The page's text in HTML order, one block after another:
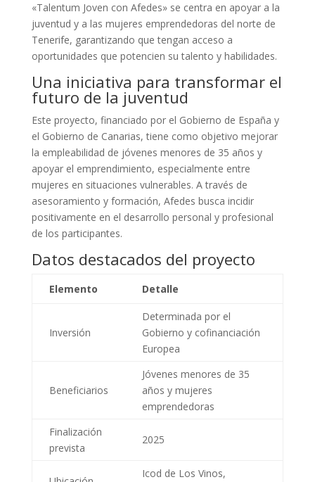
«Talentum Joven con Afedes» se centra en apoyar a la
juventud y a las mujeres emprendedoras del norte de
Tenerife, garantizando que tengan acceso a
oportunidades que potencien su talento y habilidades.
Una iniciativa para transformar el
futuro de la juventud
Este proyecto, financiado por el Gobierno de España y
el Gobierno de Canarias, tiene como objetivo mejorar
la empleabilidad de jóvenes menores de 35 años y
apoyar el emprendimiento, especialmente entre
mujeres en situaciones vulnerables. A través de
asesoramiento y formación, Afedes busca incidir
positivamente en el desarrollo personal y profesional
de los participantes.
Datos destacados del proyecto
Elemento Detalle
Inversión
Determinada por el
Gobierno y cofinanciación
Europea
Beneficiarios
Jóvenes menores de 35
años y mujeres
emprendedoras
Finalización
prevista
2025
Icod de Los Vinos,